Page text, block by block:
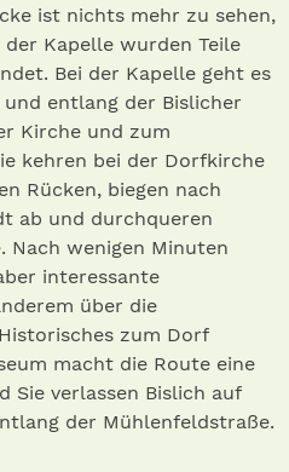
ist nichts mehr zu sehen,
Kapelle wurden Teile
Bei der Kapelle geht es
entlang der Bislicher
Kirche und zum
kehren bei der Dorfkirche
Rücken, biegen nach
ab und durchqueren
Nach wenigen Minuten
interessante
über die
zum Dorf
macht die Route eine
Sie verlassen Bislich auf
der Mühlenfeldstraße.